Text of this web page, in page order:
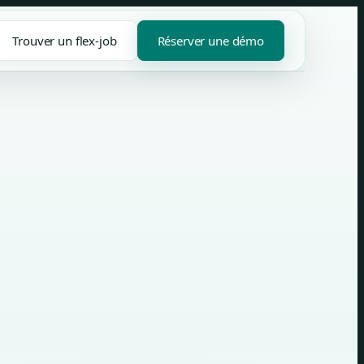
Trouver un flex-job Réserver une démo